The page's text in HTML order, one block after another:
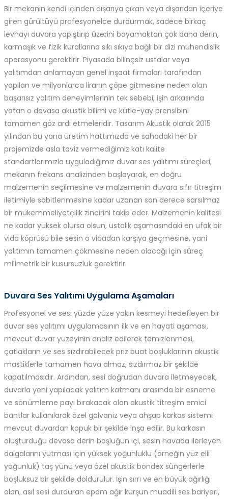
Bir mekanın kendi içinden dışarıya çıkan veya dışarıdan içeriye
giren gürültüyü profesyonelce durdurmak, sadece birkaç
levhayı duvara yapıştırıp üzerini boyamaktan çok daha derin,
karmaşık ve fizik kurallarına sıkı sıkıya bağlı bir dizi mühendislik
operasyonu gerektirir. Piyasada bilinçsiz ustalar veya
yalıtımdan anlamayan genel inşaat firmaları tarafından
yapılan ve milyonlarca liranın çöpe gitmesine neden olan
başarısız yalıtım deneyimlerinin tek sebebi, işin arkasında
yatan o devasa akustik bilimi ve kütle-yay prensibini
tamamen göz ardı etmeleridir. Tasarım Akustik olarak 2015
yılından bu yana üretim hattımızda ve sahadaki her bir
projemizde asla taviz vermediğimiz katı kalite
standartlarımızla uyguladığımız duvar ses yalıtımı süreçleri,
mekanın frekans analizinden başlayarak, en doğru
malzemenin seçilmesine ve malzemenin duvara sıfır titreşim
iletimiyle sabitlenmesine kadar uzanan son derece sarsılmaz
bir mükemmeliyetçilik zincirini takip eder. Malzemenin kalitesi
ne kadar yüksek olursa olsun, ustalık aşamasındaki en ufak bir
vida köprüsü bile sesin o vidadan karşıya geçmesine, yani
yalıtımın tamamen çökmesine neden olacağı için süreç
milimetrik bir kusursuzluk gerektirir.
Duvara Ses Yalıtımı Uygulama Aşamaları
Profesyonel ve sesi yüzde yüze yakın kesmeyi hedefleyen bir
duvar ses yalıtımı uygulamasının ilk ve en hayati aşaması,
mevcut duvar yüzeyinin analiz edilerek temizlenmesi,
çatlakların ve ses sızdırabilecek priz buat boşluklarının akustik
mastiklerle tamamen hava almaz, sızdırmaz bir şekilde
kapatılmasıdır. Ardından, sesi doğrudan duvara iletmeyecek,
duvarla yeni yapılacak yalıtım katmanı arasında bir esneme
ve sönümleme payı bırakacak olan akustik titreşim emici
bantlar kullanılarak özel galvaniz veya ahşap karkas sistemi
mevcut duvardan kopuk bir şekilde inşa edilir. Bu karkasın
oluşturduğu devasa derin boşluğun içi, sesin havada ilerleyen
dalgalarını yutması için yüksek yoğunluklu (örneğin yüz elli
yoğunluk) taş yünü veya özel akustik bondex süngerlerle
boşluksuz bir şekilde doldurulur. İşin sırrı ve en büyük ağırlığı
olan, asıl sesi durduran epdm ağır kurşun muadili ses bariyeri,